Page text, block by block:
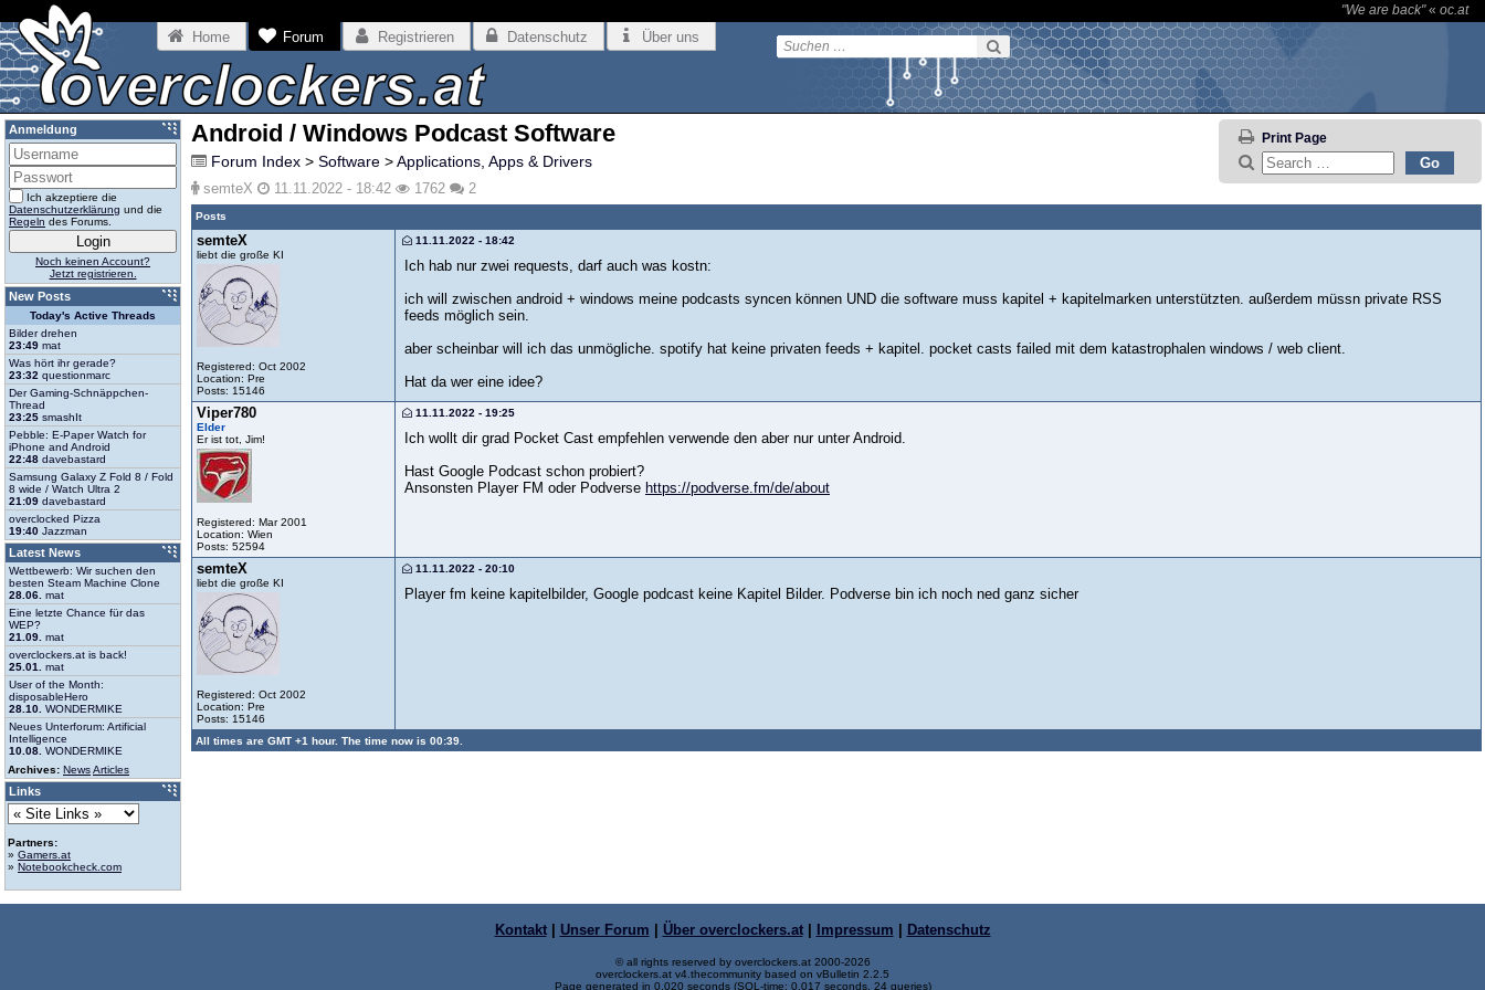
"We are back"« oc.at
Home Forum Registrieren Datenschutz Über uns
Android / Windows Podcast Software Print Page
Forum Index > Software >Applications, Apps & Drivers
semteX 11.11.2022 - 18:42 1762 2
Posts
semteX
liebt die große KI
Registered: Oct 2002
Location: Pre
Posts: 15146
11.11.2022 - 18:42
Ich hab nur zwei requests, darf auch was kostn:
ich will zwischen android + windows meine podcasts syncen können UND die software muss kapitel + kapitelmarken unterstützten. außerdem müssn private RSS
feeds möglich sein.
aber scheinbar will ich das unmögliche. spotify hat keine privaten feeds + kapitel. pocket casts failed mit dem katastrophalen windows / web client.
Hat da wer eine idee?
Viper780
Elder
Er ist tot, Jim!
Registered: Mar 2001
Location: Wien
Posts: 52594
11.11.2022 - 19:25
Ich wollt dir grad Pocket Cast empfehlen verwende den aber nur unter Android.
Hast Google Podcast schon probiert?
Ansonsten Player FM oder Podverse https://podverse.fm/de/about
semteX
liebt die große KI
Registered: Oct 2002
Location: Pre
Posts: 15146
11.11.2022 - 20:10
Player fm keine kapitelbilder, Google podcast keine Kapitel Bilder. Podverse bin ich noch ned ganz sicher
All times are GMT +1 hour. The time now is 00:39.
Anmeldung
Ich akzeptiere die
Datenschutzerklärung und die
Regeln des Forums.
Noch keinen Account?
Jetzt registrieren.
New Posts
Today's Active Threads
Bilder drehen
23:49 mat
Was hört ihr gerade?
23:32 questionmarc
Der Gaming-Schnäppchen-
Thread
23:25 smashIt
Pebble: E-Paper Watch for
iPhone and Android
22:48 davebastard
Samsung Galaxy Z Fold 8 / Fold
8 wide / Watch Ultra 2
21:09 davebastard
overclocked Pizza
19:40 Jazzman
Latest News
Wettbewerb: Wir suchen den
besten Steam Machine Clone
28.06. mat
Eine letzte Chance für das
WEP?
21.09. mat
overclockers.at is back!
25.01.
mat
User of the Month:
disposableHero
28.10. WONDERMIKE
Neues Unterforum: Artificial
Intelligence
10.08. WONDERMIKE
Archives: NewsArticles
Links
Partners:
» Gamers.at
» Notebookcheck.com
Kontakt| Unser Forum | Über overclockers.at| Impressum | Datenschutz
© all rights reserved by overclockers.at 2000-2026
overclockers.at v4.thecommunity based on vBulletin 2.2.5
Page generated in 0.020 seconds (SQL-time: 0.017 seconds, 24 queries)